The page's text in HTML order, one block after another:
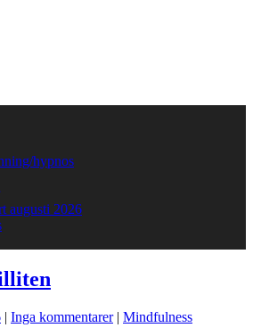
hypnos
augusti 2026
| Inga kommentarer| Mindfulness